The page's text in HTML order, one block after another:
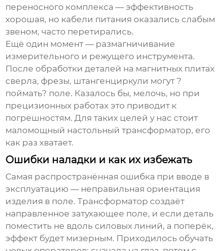
переносного комплекса — эффективность
хорошая, но кабели питания оказались слабым
звеном, часто перетирались.
Ещё один момент — размагничивание
измерительного и режущего инструмента.
После обработки деталей на магнитных плитах
сверла, фрезы, штангенциркули могут ?
поймать? поле. Казалось бы, мелочь, но при
прецизионных работах это приводит к
погрешностям. Для таких целей у нас стоит
маломощный настольный трансформатор, его
как раз хватает.
Ошибки наладки и как их избежать
Самая распространённая ошибка при вводе в
эксплуатацию — неправильная ориентация
изделия в поле. Трансформатор создаёт
направленное затухающее поле, и если деталь
поместить не вдоль силовых линий, а поперёк,
эффект будет мизерным. Приходилось обучать